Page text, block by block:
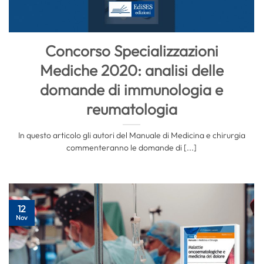
Concorso Specializzazioni
Mediche 2020: analisi delle
domande di immunologia e
reumatologia
In questo articolo gli autori del Manuale di Medicina e chirurgia
commenteranno le domande di [...]
12
Nov